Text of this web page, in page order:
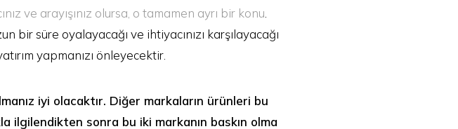
ve arayışınız olursa, o tamamen ayrı bir konu
bir süre oyalayacağı ve ihtiyacınızı karşılayacağı
yapmanızı önleyecektir.
iyi olacaktır. Diğer markaların ürünleri bu
ilgilendikten sonra bu iki markanın baskın olma